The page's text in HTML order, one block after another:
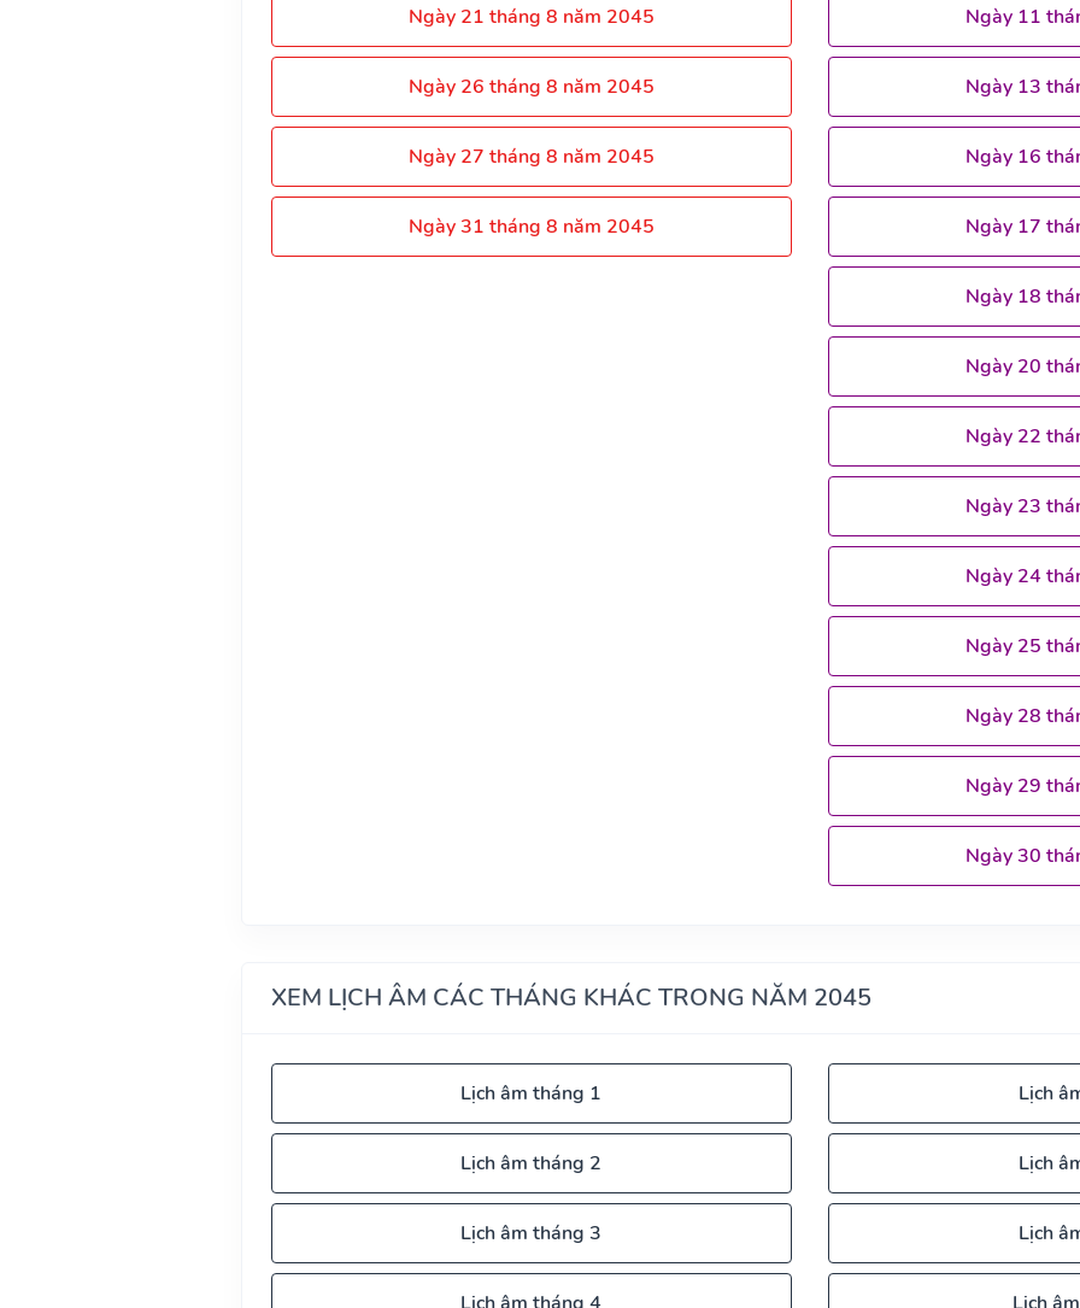
Ngày 21 tháng 8 năm 2045
Ngày 26 tháng 8 năm 2045
Ngày 27 tháng 8 năm 2045
Ngày 31 tháng 8 năm 2045
Ngày 11
Ngày 13
Ngày 16
Ngày 17
Ngày 18
Ngày 20
Ngày 22
Ngày 23
Ngày 24
Ngày 25
Ngày 28
Ngày 29
Ngày 30
XEM LỊCH ÂM CÁC THÁNG KHÁC TRONG NĂM 2045
Lịch âm tháng 1
Lịch âm tháng 2
Lịch âm tháng 3
Lịch âm tháng 4
Lịch
Lịch
Lịch
Lịch